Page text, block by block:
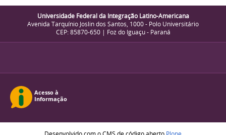
Universidade Federal da Integração Latino-Americana
Avenida Tarquínio Joslin dos Santos, 1000 - Polo Universitário
CEP: 85870-650 | Foz do Iguaçu - Paraná